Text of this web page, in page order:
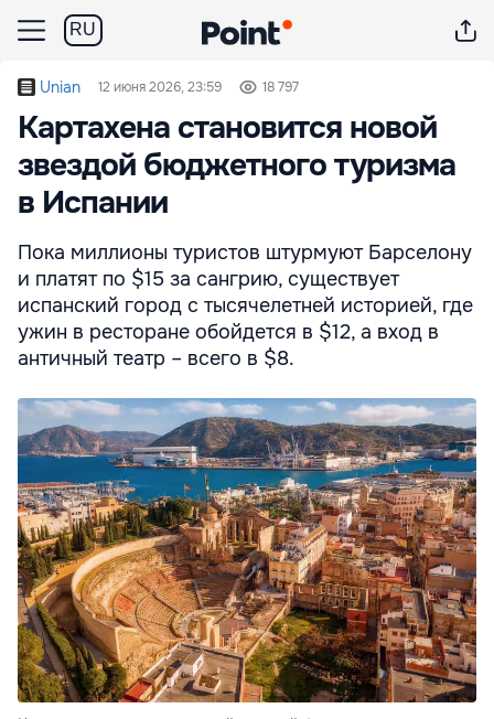
RU
Unian 12 июня 2026, 23:59 18 797
Картахена становится новой
звездой бюджетного туризма
в Испании
Пока миллионы туристов штурмуют Барселону
и платят по $15 за сангрию, существует
испанский город с тысячелетней историей, где
ужин в ресторане обойдется в $12, а вход в
античный театр – всего в $8.